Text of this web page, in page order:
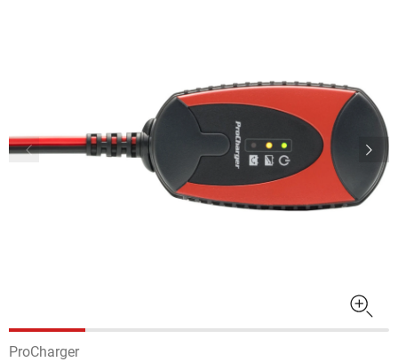
ProCharger